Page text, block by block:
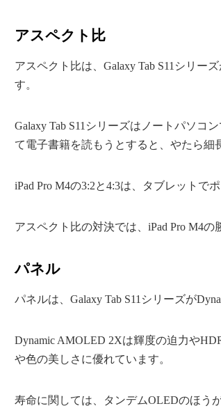
アスペクト比
アスペクト比は、Galaxy Tab S11シリー
す。
Galaxy Tab S11シリーズはノートパソコ
て電子書籍を読もうとすると、やたら細
iPad Pro M4の3:2と4:3は、タブレットで
アスペクト比の対決では、iPad Pro M4の
パネル
パネルは、Galaxy Tab S11シリーズが
Dynamic AMOLED 2Xは輝度の迫力や
や色の美しさに優れています。
寿命に関しては、タンデムOLEDのほう